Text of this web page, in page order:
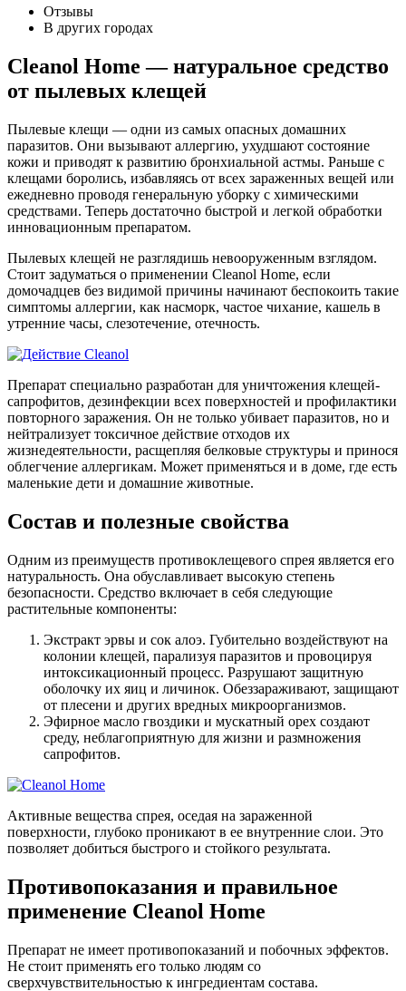
Отзывы
В других городах
Cleanol Home — натуральное средство
от пылевых клещей
Пылевые клещи — одни из самых опасных домашних
паразитов. Они вызывают аллергию, ухудшают состояние
кожи и приводят к развитию бронхиальной астмы. Раньше с
клещами боролись, избавляясь от всех зараженных вещей или
ежедневно проводя генеральную уборку с химическими
средствами. Теперь достаточно быстрой и легкой обработки
инновационным препаратом.
Пылевых клещей не разглядишь невооруженным взглядом.
Стоит задуматься о применении Cleanol Home, если
домочадцев без видимой причины начинают беспокоить такие
симптомы аллергии, как насморк, частое чихание, кашель в
утренние часы, слезотечение, отечность.
Препарат специально разработан для уничтожения клещей-
сапрофитов, дезинфекции всех поверхностей и профилактики
повторного заражения. Он не только убивает паразитов, но и
нейтрализует токсичное действие отходов их
жизнедеятельности, расщепляя белковые структуры и принося
облегчение аллергикам. Может применяться и в доме, где есть
маленькие дети и домашние животные.
Состав и полезные свойства
Одним из преимуществ противоклещевого спрея является его
натуральность. Она обуславливает высокую степень
безопасности. Средство включает в себя следующие
растительные компоненты:
Экстракт эрвы и сок алоэ. Губительно воздействуют на
колонии клещей, парализуя паразитов и провоцируя
интоксикационный процесс. Разрушают защитную
оболочку их яиц и личинок. Обеззараживают, защищают
от плесени и других вредных микроорганизмов.
Эфирное масло гвоздики и мускатный орех создают
среду, неблагоприятную для жизни и размножения
сапрофитов.
Активные вещества спрея, оседая на зараженной
поверхности, глубоко проникают в ее внутренние слои. Это
позволяет добиться быстрого и стойкого результата.
Противопоказания и правильное
применение Cleanol Home
Препарат не имеет противопоказаний и побочных эффектов.
Не стоит применять его только людям со
сверхчувствительностью к ингредиентам состава.